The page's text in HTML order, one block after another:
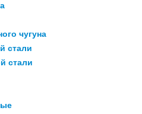
чугуна
стали
стали